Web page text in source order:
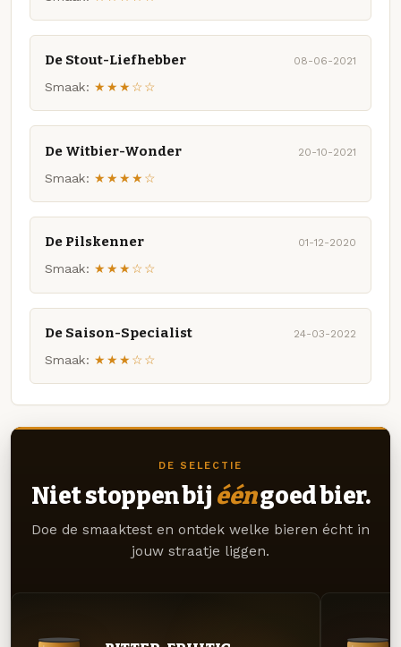
De Stout-Liefhebber 08-06-2021
Smaak: ★★★☆☆
De Witbier-Wonder 20-10-2021
Smaak: ★★★★☆
De Pilskenner 01-12-2020
Smaak: ★★★☆☆
De Saison-Specialist 24-03-2022
Smaak: ★★★☆☆
DE SELECTIE
Niet stoppen bij ééngoed bier.
Doe de smaaktest en ontdek welke bieren écht in
jouw straatje liggen.